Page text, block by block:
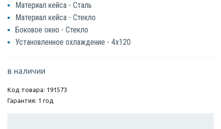
Материал кейса - Сталь
Материал кейса - Стекло
Боковое окно - Стекло
Установленное охлаждение - 4x120
в наличии
Код товара: 191573
Гарантия: 1 год